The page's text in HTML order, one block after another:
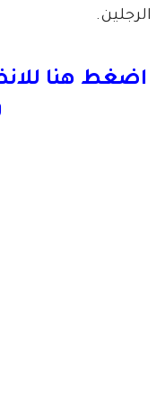
الرجلين.
اضغط هنا